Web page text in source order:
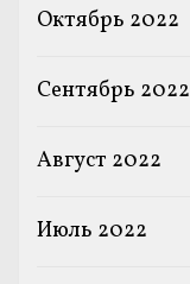
Октябрь 2022
Сентябрь 2022
Август 2022
Июль 2022